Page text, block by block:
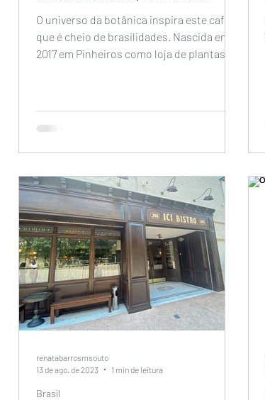
O universo da botânica inspira este café
que é cheio de brasilidades. Nascida em
2017 em Pinheiros como loja de plantas,
Brasil
renatabarrosmsouto
13 de ago. de 2023
1 min de leitura